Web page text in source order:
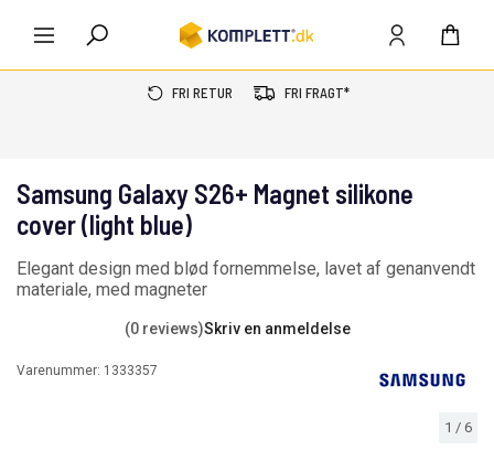
FRI RETUR FRI FRAGT*
1 / 6
Samsung Galaxy S26+ Magnet silikone
cover (light blue)
Elegant design med blød fornemmelse, lavet af genanvendt
materiale, med magneter
(0 reviews)Skriv en anmeldelse
Varenummer: 1333357